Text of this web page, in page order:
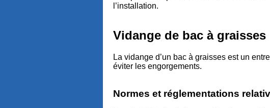
l’installation.
Vidange de bac à graisses
La vidange d’un bac à graisses est un
éviter les engorgements.
Normes et réglementations